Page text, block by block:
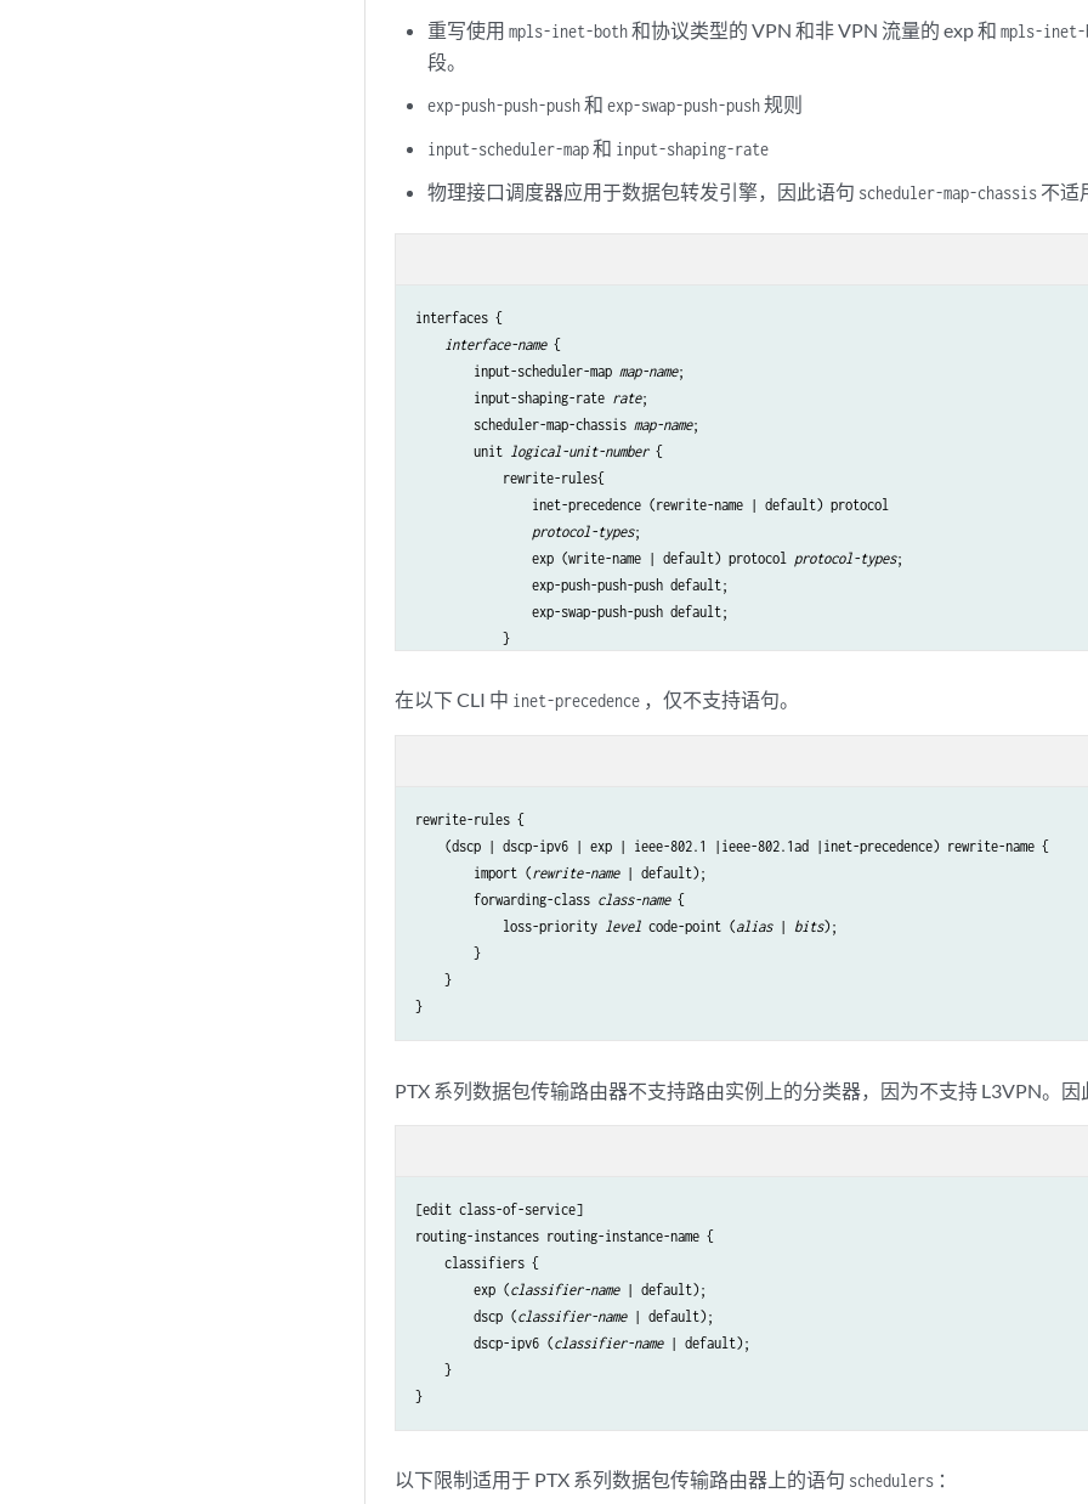
重写使用mpls-inet-both和协议类型的 VPN 和非 VPN 流量的 exp 和mpls-inet-
段。
exp-push-push-push和exp-swap-push-push规则
input-scheduler-map和 input-shaping-rate
物理接口调度器应用于数据包转发引擎，因此语句 scheduler-map-chassis 不适
interfaces {
interface-name {
        input-scheduler-map
map-name;
        input-shaping-rate
rate;
        scheduler-map-chassis
map-name;
        unit
logical-unit-number {
            rewrite-rules{
                inet-precedence (rewrite-name | default) protocol
protocol-types;
                exp (write-name | default) protocol
protocol-types;
                exp-push-push-push default;
                exp-swap-push-push default;
            }
    }
在以下 CLI 中 inet-precedence ，仅不支持语句。
rewrite-rules {
    (dscp | dscp-ipv6 | exp | ieee-802.1 |ieee-802.1ad |inet-precedence) rewrite-name {
        import (
rewrite-name | default);
        forwarding-class
class-name {
            loss-priority
level code-point (alias | bits);
        }
    }
PTX 系列数据包传输路由器不支持路由实例上的分类器，因为不支持 L3VPN。因
[edit class-of-service]
routing-instances routing-instance-name {
    classifiers {
        exp (
classifier-name | default);
        dscp (
classifier-name | default);
        dscp-ipv6 (
classifier-name | default);
    }
以下限制适用于 PTX 系列数据包传输路由器上的语句 schedulers ：